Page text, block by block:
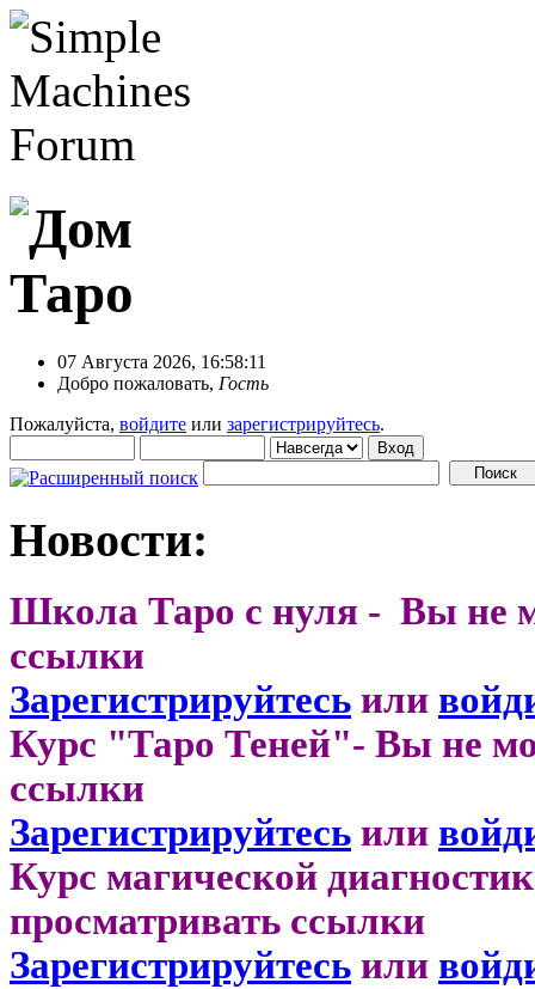
07 Августа 2026, 16:58:11
Добро пожаловать, Гость
Пожалуйста, войдите или зарегистрируйтесь.
Новости:
Школа Таро с нуля - Вы не
ссылки
Зарегистрируйтесь или
Курс "Таро Теней"- Вы не
ссылки
Зарегистрируйтесь или
Курс магической
просматривать ссылки
Зарегистрируйтесь или